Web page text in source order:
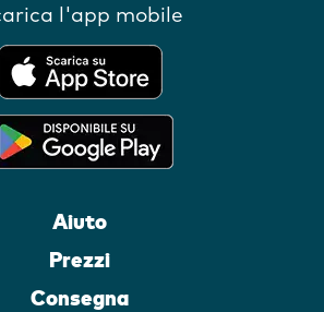
l'app mobile
Aiuto
Prezzi
Consegna